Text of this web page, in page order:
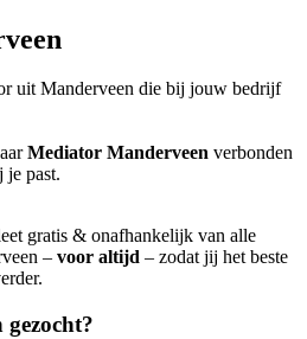
uit Manderveen die bij jouw bedrijf
Mediator Manderveen verbonden
je past.
gratis & onafhankelijk van alle
– voor altijd – zodat jij het beste